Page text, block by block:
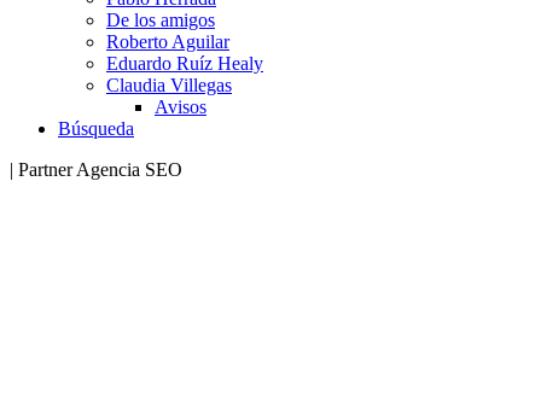
De los amigos
Roberto Aguilar
Eduardo Ruíz Healy
Claudia Villegas
Avisos
Búsqueda
| Partner Agencia SEO